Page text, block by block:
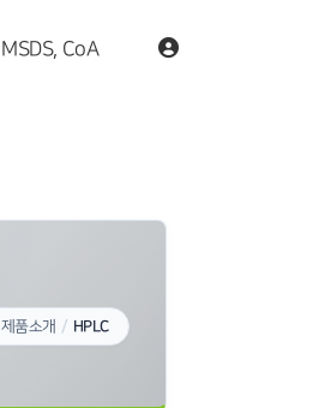
MSDS, CoA
제품소개 HPLC